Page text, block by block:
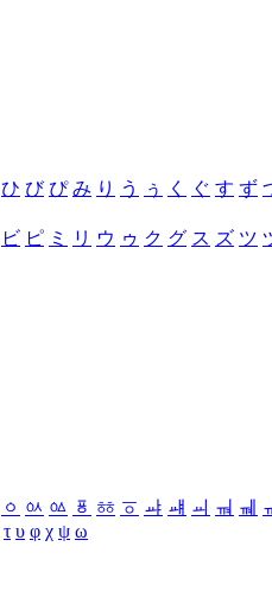
ひ び ぴ み り う ぅ く ぐ す ず
ビ ピ ミ リ ウ ゥ ク グ ス ズ ツ
ㆁ ㆂ ㆃ ㆄ ㆅ ㆆ ㆇ ㆈ ㆉ ㆊ ㆋ
τ υ φ χ ψ ω